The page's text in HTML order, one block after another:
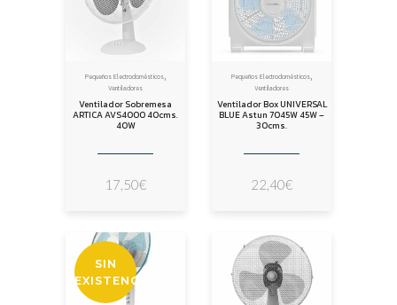
Pequeños Electrodomésticos,
Ventiladores
Ventilador Sobremesa
ARTICA AVS4000 40cms.
40W
17,50€
Pequeños Electrodomésticos,
Ventiladores
Ventilador Box UNIVERSAL
BLUE Astun 7045W 45W –
30cms.
22,40€
SIN
EXISTENCIAS